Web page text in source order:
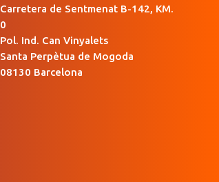
Carretera de Sentmenat B-142, KM.
0
Pol. Ind. Can Vinyalets
Santa Perpètua de Mogoda
08130 Barcelona